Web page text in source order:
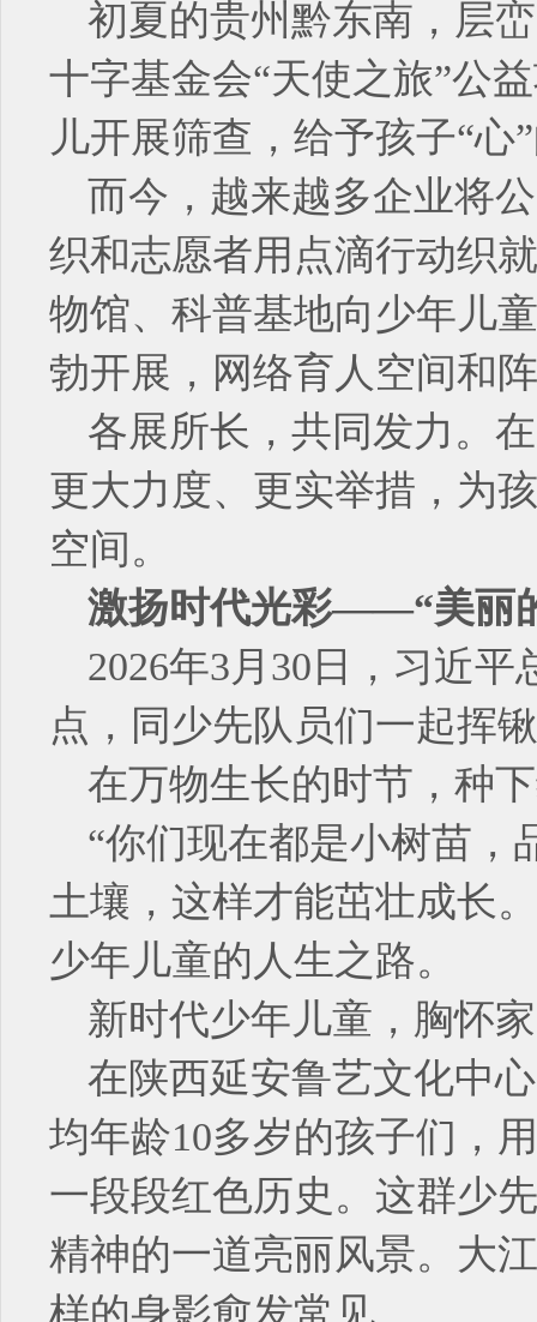
初夏的贵州黔东南，层
十字基金会“天使之旅”公
儿开展筛查，给予孩子“心
而今，越来越多企业将
织和志愿者用点滴行动织
物馆、科普基地向少年儿
勃开展，网络育人空间和
各展所长，共同发力。
更大力度、更实举措，为
空间。
激扬时代光彩——“美丽
2026年3月30日，习近
点，同少先队员们一起挥
在万物生长的时节，种
“你们现在都是小树苗，
土壤，这样才能茁壮成长
少年儿童的人生之路。
新时代少年儿童，胸怀
在陕西延安鲁艺文化中
均年龄10多岁的孩子们，
一段段红色历史。这群少
精神的一道亮丽风景。大
样的身影愈发常见。